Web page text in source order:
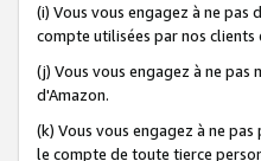
(i) Vous vous engagez à ne
compte utilisées par nos
(j) Vous vous engagez à ne
d'Amazon.
(k) Vous vous engagez à ne
le compte de toute tierce